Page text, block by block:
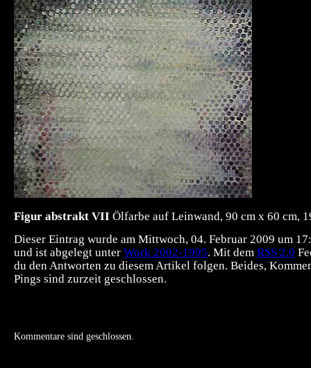
Figur abstrakt VII Ölfarbe auf Leinwand, 90 cm x 60 cm,
Dieser Eintrag wurde am Mittwoch, 04. Februar 2009 um
und ist abgelegt unter Work 2002-1995. Mit dem RSS 2.0
du den Antworten zu diesem Artikel folgen. Beides,
Pings sind zurzeit geschlossen.
Kommentare sind geschlossen.